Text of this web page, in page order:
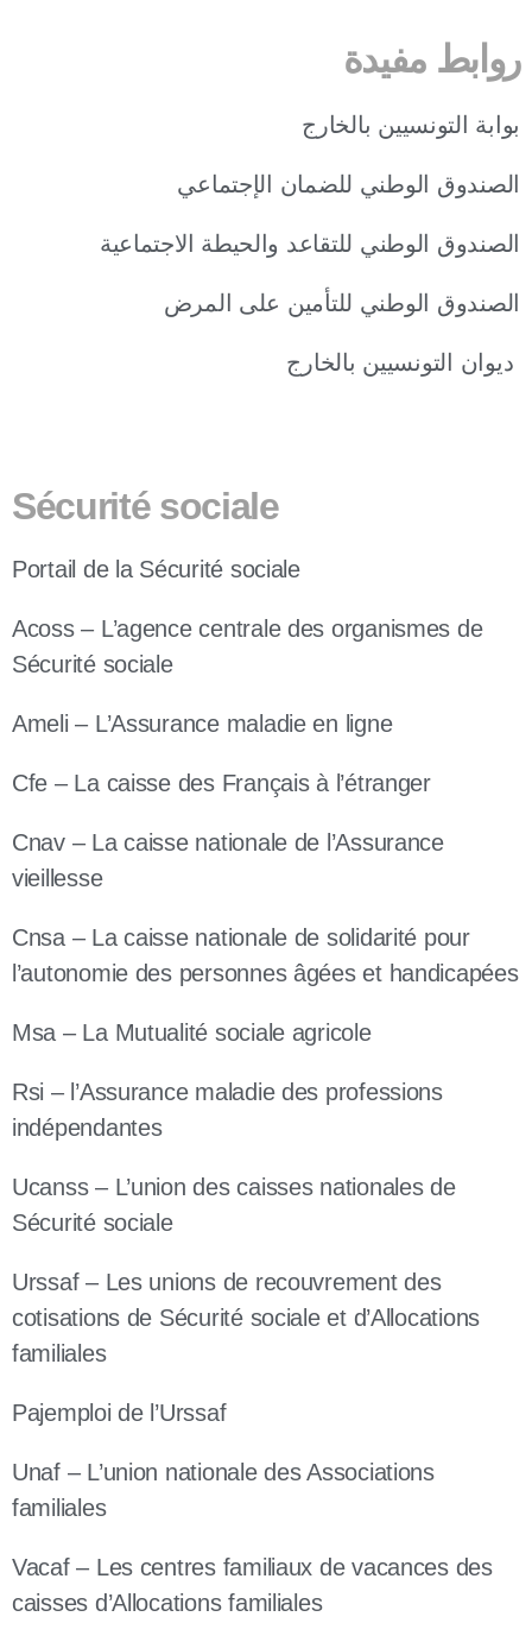
روابط مفيدة
بوابة التونسيين بالخارج
الصندوق الوطني للضمان الإجتماعي
الصندوق الوطني للتقاعد والحيطة الاجتماعية
الصندوق الوطني للتأمين على المرض
Sécurité sociale
Portail de la Sécurité sociale
Acoss – L’agence centrale des organismes de
Sécurité sociale
Ameli – L’Assurance maladie en ligne
Cfe – La caisse des Français à l’étranger
Cnav – La caisse nationale de l’Assurance
vieillesse
Cnsa – La caisse nationale de solidarité pour
l’autonomie des personnes âgées et handicapées
Msa – La Mutualité sociale agricole
Rsi – l’Assurance maladie des professions
indépendantes
Ucanss – L’union des caisses nationales de
Sécurité sociale
Urssaf – Les unions de recouvrement des
cotisations de Sécurité sociale et d’Allocations
familiales
Pajemploi de l’Urssaf
Unaf – L’union nationale des Associations
familiales
Vacaf – Les centres familiaux de vacances des
caisses d’Allocations familiales